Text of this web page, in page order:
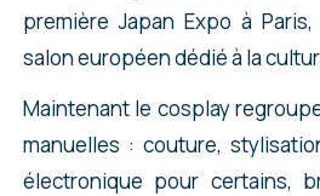
première Japan Expo à
salon européen dédié à la
Maintenant le cosplay
manuelles : couture,
électronique pour certains,